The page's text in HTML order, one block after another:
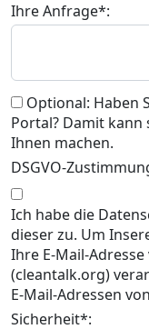
Ihre Anfrage*:
Optional: Haben
Portal? Damit
Ihnen machen.
DSGVO-
Ich habe die
dieser zu. Um
Ihre E-Mail-Adresse
(cleantalk.org)
E-Mail-Adressen
Sicherheit*: